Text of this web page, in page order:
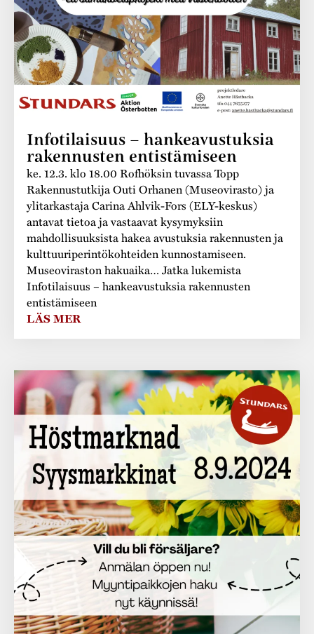
Infotilaisuus – hankeavustuksia
rakennusten entistämiseen
ke. 12.3. klo 18.00 Rofhöksin tuvassa Topp
Rakennustutkija Outi Orhanen (Museovirasto) ja
ylitarkastaja Carina Ahlvik-Fors (ELY-keskus)
antavat tietoa ja vastaavat kysymyksiin
mahdollisuuksista hakea avustuksia rakennusten ja
kulttuuriperintökohteiden kunnostamiseen.
Museoviraston hakuaika… Jatka lukemista
Infotilaisuus – hankeavustuksia rakennusten
entistämiseen
LÄS MER